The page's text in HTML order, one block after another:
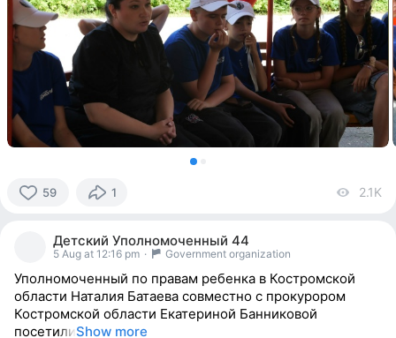
59 1 2.1K
Детский Уполномоченный 44
5 Aug at 12:16 pm · Government organization
Уполномоченный по правам ребенка в Костромской
области Наталия Батаева совместно с прокурором
Костромской области Екатериной Банниковой
посетилиShow more